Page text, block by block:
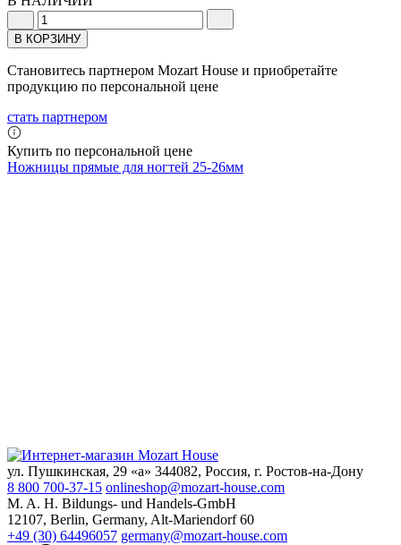
В КОРЗИНУ
Становитесь партнером Mozart House и приобретайте
продукцию по персональной цене
стать партнером
Купить по персональной цене
Ножницы прямые для ногтей 25-26мм
ул. Пушкинская, 29 «а» 344082, Россия, г. Ростов-на-Дону
8 800 700-37-15 onlineshop@mozart-house.com
M. A. H. Bildungs- und Handels-GmbH
12107, Berlin, Germany, Alt-Mariendorf 60
+49 (30) 64496057 germany@mozart-house.com